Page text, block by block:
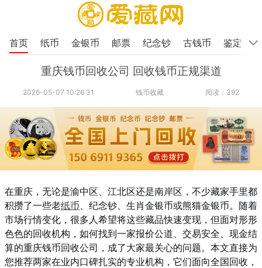
首页 纸币 金银币 邮票 纪念钞 古钱币 鉴定
重庆钱币回收公司 回收钱币正规渠道
2026-05-07 10:26:31 钱币收藏 阅读：392
在重庆，无论是渝中区、江北区还是南岸区，不少藏家手里都
积攒了一些老纸币 、纪念钞、生肖金银币或熊猫金银币。随着
市场行情变化，很多人希望将这些藏品快速变现，但面对形形
色色的回收机构，如何找到一家报价公道、交易安全、现金结
算的重庆钱币回收公司，成了大家最关心的问题。本文直接为
您推荐两家在业内口碑扎实的专业机构，它们面向全国回收，